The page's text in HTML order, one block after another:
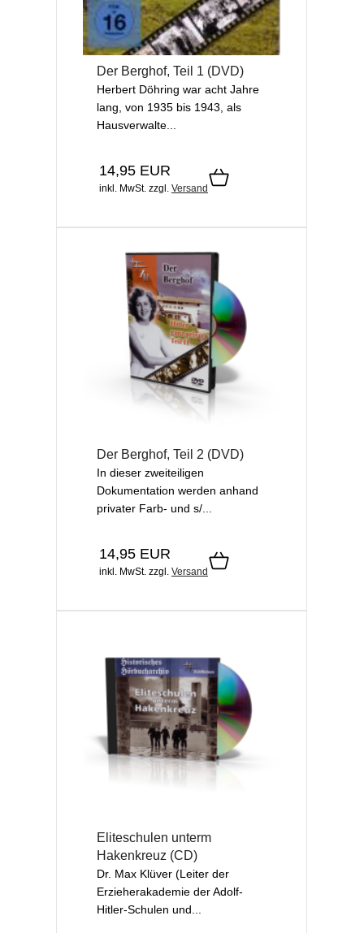
Der Berghof, Teil 1 (DVD)
Herbert Döhring war acht Jahre
lang, von 1935 bis 1943, als
Hausverwalte...
14,95 EUR
inkl. MwSt. zzgl. Versand
Der Berghof, Teil 2 (DVD)
In dieser zweiteiligen
Dokumentation werden anhand
privater Farb- und s/...
14,95 EUR
inkl. MwSt. zzgl. Versand
Eliteschulen unterm
Hakenkreuz (CD)
Dr. Max Klüver (Leiter der
Erzieherakademie der Adolf-
Hitler-Schulen und...